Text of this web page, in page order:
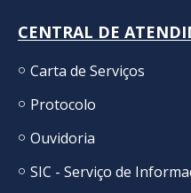
CENTRAL DE
Carta de Serviços
Protocolo
Ouvidoria
SIC - Serviço de